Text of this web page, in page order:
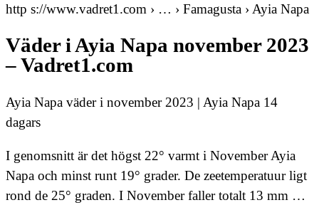
http s://www.vadret1.com › … › Famagusta › Ayia Napa
Väder i Ayia Napa november 2023
– Vadret1.com
Ayia Napa väder i november 2023 | Ayia Napa 14
dagars
I genomsnitt är det högst 22° varmt i November Ayia
Napa och minst runt 19° grader. De zeetemperatuur ligt
rond de 25° graden. I November faller totalt 13 mm …